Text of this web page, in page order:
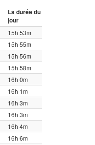
La durée du
jour
15h 53m
15h 55m
15h 56m
15h 58m
16h 0m
16h 1m
16h 3m
16h 3m
16h 4m
16h 6m